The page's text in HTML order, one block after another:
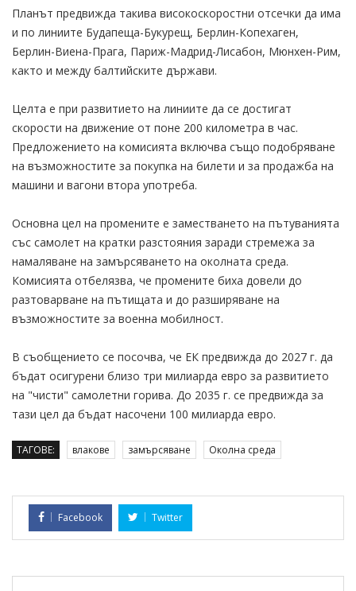
Планът предвижда такива високоскоростни отсечки да има
и по линиите Будапеща-Букурещ, Берлин-Копехаген,
Берлин-Виена-Прага, Париж-Мадрид-Лисабон, Мюнхен-Рим,
както и между балтийските държави.
Целта е при развитието на линиите да се достигат
скорости на движение от поне 200 километра в час.
Предложението на комисията включва също подобряване
на възможностите за покупка на билети и за продажба на
машини и вагони втора употреба.
Основна цел на промените е заместването на пътуванията
със самолет на кратки разстояния заради стремежа за
намаляване на замърсяването на околната среда.
Комисията отбелязва, че промените биха довели до
разтоварване на пътищата и до разширяване на
възможностите за военна мобилност.
В съобщението се посочва, че ЕК предвижда до 2027 г. да
бъдат осигурени близо три милиарда евро за развитието
на "чисти" самолетни горива. До 2035 г. се предвижда за
тази цел да бъдат насочени 100 милиарда евро.
ТАГОВЕ: влакове замърсяване Околна среда
Facebook Twitter